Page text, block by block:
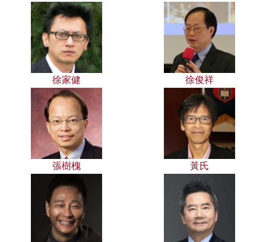
徐家健 徐俊祥
張樹槐 黃氏